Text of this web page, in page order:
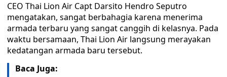
CEO Thai Lion Air Capt Darsito Hendro Seputro
mengatakan, sangat berbahagia karena menerima
armada terbaru yang sangat canggih di kelasnya. Pada
waktu bersamaan, Thai Lion Air langsung merayakan
kedatangan armada baru tersebut.
Baca Juga: